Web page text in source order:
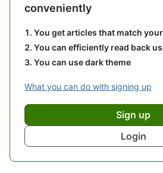
conveniently
You get articles that match
You can efficiently read back
You can use dark theme
What you can do with signing up
Sign up
Login